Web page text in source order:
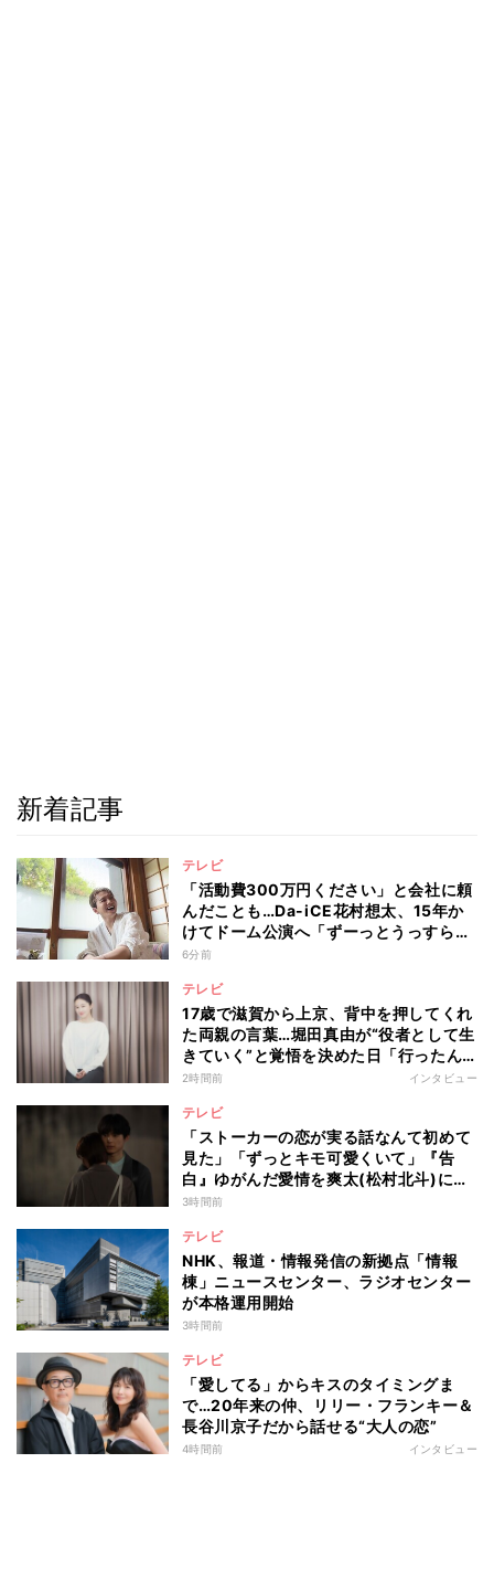
新着記事
テレビ
「活動費300万円ください」と会社に頼
んだことも…Da-iCE花村想太、15年か
けてドーム公演へ「ずーっとうっすらや
けど右肩上がり続けられていた」
6分前
テレビ
17歳で滋賀から上京、背中を押してくれ
た両親の言葉…堀田真由が“役者として生
きていく”と覚悟を決めた日「行ったん
やったら、もう帰られへんな」
2時間前 インタビュー
テレビ
「ストーカーの恋が実る話なんて初めて
見た」「ずっとキモ可愛くいて」『告
白』ゆがんだ愛情を爽太(松村北斗)に向
ける視聴者の声
3時間前
テレビ
NHK、報道・情報発信の新拠点「情報
棟」ニュースセンター、ラジオセンター
が本格運用開始
3時間前
テレビ
「愛してる」からキスのタイミングま
で…20年来の仲、リリー・フランキー＆
長谷川京子だから話せる“大人の恋”
4時間前 インタビュー